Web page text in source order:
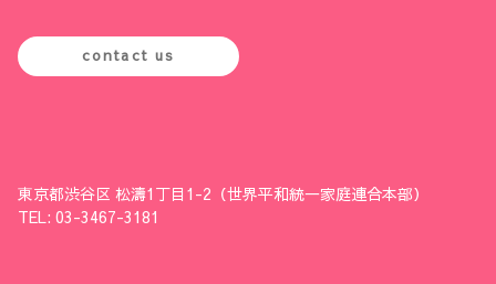
contact us
東京都渋谷区 松濤1丁目1-2（世界平和統一家庭連合本部）
TEL: 03-3467-3181